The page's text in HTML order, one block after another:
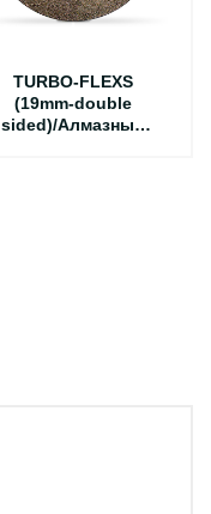
TURBO-FLEXS
(19mm-double
sided)/Алмазный